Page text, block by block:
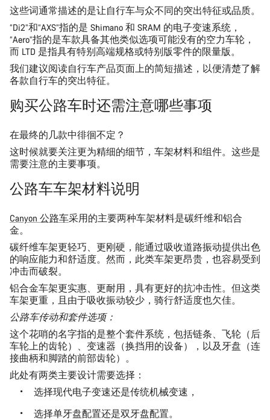
这些词通常描述的是让自行车与众不同的突出特征或品质。
“Di2”和“AXS”指的是 Shimano 和 SRAM 的电子变速系统，
“Aero”指的是车款具备其他类似选项可能没有的空力车轮，
而 LTD 是指具有特别高端规格或特别版零件的限量版。
我们建议阅读自行车产品页面上的简短描述，以便清楚了解
各款自行车的突出特征。
购买公路车时还需注意哪些事项
在最终的几款中徘徊不定？
这时候就要关注更为精细的细节，车架材料和组件。这些是
需要注意的主要事项。
公路车车架材料说明
Canyon 公路车采用的主要两种车架材料是碳纤维和铝合
金。
碳纤维车架更轻巧、更刚硬，能通过吸收道路振动提供出色
的响应能力和舒适度。然而，此类车架更昂贵，也容易受到
冲击而破裂。
铝合金车架更实惠、更耐用，具有更好的抗冲击性。但这类
车架更重，且由于吸收振动较少，骑行舒适度也欠佳。
公路车传动和套件选项：
这个花哨的名字指的是整个套件系统，包括链条、飞轮（后
车轮上的齿轮）、变速器（换挡用的设备），以及牙盘（连
接曲柄和脚踏的前部齿轮）。
此处有两类主要设计需要选择：
选择现代电子变速还是传统机械变速 ，
选择单牙盘配置还是双牙盘配置。